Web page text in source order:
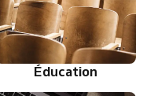
Éducation